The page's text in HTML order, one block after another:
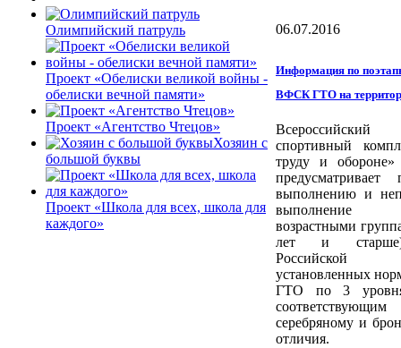
Олимпийский патруль
Проект «Обелиски великой войны -
обелиски вечной памяти»
Проект «Агентство Чтецов»
Хозяин с
большой буквы
Проект «Школа для всех, школа для
каждого»
06.07.2016
Информация по
ВФСК ГТО на
Всероссийский
спортивный
труду и
предусматривает
выполнению и
выполнение
возрастными
лет и старше)
Российской
установленных
ГТО по 3
серебряному и
отличия.